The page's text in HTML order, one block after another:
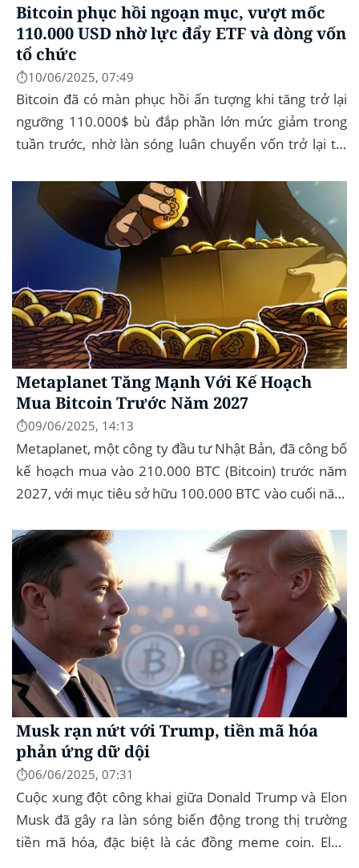
Bitcoin phục hồi ngoạn mục, vượt mốc
110.000 USD nhờ lực đẩy ETF và dòng vốn
tổ chức
⏱️10/06/2025, 07:49
Bitcoin đã có màn phục hồi ấn tượng khi tăng trở lại
ngưỡng 110.000$ bù đắp phần lớn mức giảm trong
tuần trước, nhờ làn sóng luân chuyển vốn trở lại thị
Metaplanet Tăng Mạnh Với Kế Hoạch
Mua Bitcoin Trước Năm 2027
⏱️09/06/2025, 14:13
Metaplanet, một công ty đầu tư Nhật Bản, đã công bố
kế hoạch mua vào 210.000 BTC (Bitcoin) trước năm
2027, với mục tiêu sở hữu 100.000 BTC vào cuối năm
Musk rạn nứt với Trump, tiền mã hóa
phản ứng dữ dội
⏱️06/06/2025, 07:31
Cuộc xung đột công khai giữa Donald Trump và Elon
Musk đã gây ra làn sóng biến động trong thị trường
tiền mã hóa, đặc biệt là các đồng meme coin. Elon